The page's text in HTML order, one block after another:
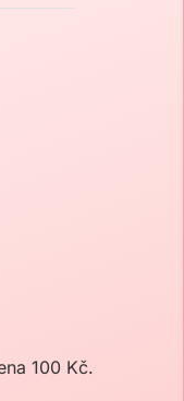
100 Kč.